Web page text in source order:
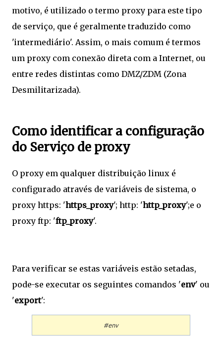
motivo, é utilizado o termo proxy para este tipo
de serviço, que é geralmente traduzido como
'intermediário'. Assim, o mais comum é termos
um proxy com conexão direta com a Internet, ou
entre redes distintas como DMZ/ZDM (Zona
Desmilitarizada).
Como identificar a configuração
do Serviço de proxy
O proxy em qualquer distribuição linux é
configurado através de variáveis de sistema, o
proxy https: 'https_proxy'; http: 'http_proxy';e o
proxy ftp: 'ftp_proxy'.
Para verificar se estas variáveis estão setadas,
pode-se executar os seguintes comandos 'env' ou
'export':
#env